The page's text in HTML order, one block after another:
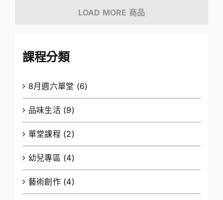
LOAD MORE 商品
課程分類
8月週六單堂 (6)
品味生活 (9)
單堂課程 (2)
幼兒專區 (4)
藝術創作 (4)